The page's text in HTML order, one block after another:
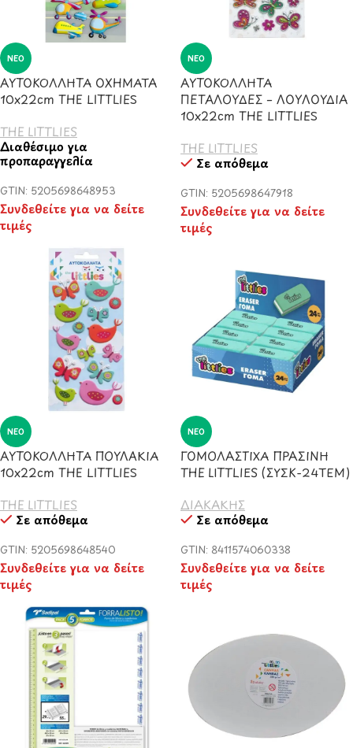
ΝΈΟ
ΑΥΤΟΚΟΛΛΗΤΑ ΟΧΗΜΑΤΑ
10x22cm THE LITTLIES
THE LITTLIES
Διαθέσιμο για
προπαραγγελία
GTIN: 5205698648953
Συνδεθείτε για να δείτε
τιμές
ΝΈΟ
ΑΥΤΟΚΟΛΛΗΤΑ
ΠΕΤΑΛΟΥΔΕΣ – ΛΟΥΛΟΥΔΙΑ
10x22cm THE LITTLIES
THE LITTLIES
Σε απόθεμα
GTIN: 5205698647918
Συνδεθείτε για να δείτε
τιμές
ΝΈΟ
ΑΥΤΟΚΟΛΛΗΤΑ ΠΟΥΛΑΚΙΑ
10x22cm THE LITTLIES
THE LITTLIES
Σε απόθεμα
GTIN: 5205698648540
Συνδεθείτε για να δείτε
τιμές
ΝΈΟ
ΓΟΜΟΛΑΣΤΙΧΑ ΠΡΑΣΙΝΗ
THE LITTLIES (ΣΥΣΚ-24ΤΕΜ)
ΔΙΑΚΑΚΗΣ
Σε απόθεμα
GTIN: 8411574060338
Συνδεθείτε για να δείτε
τιμές